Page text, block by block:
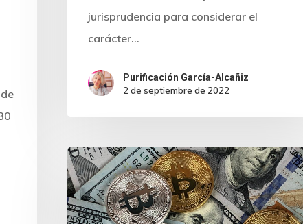
jurisprudencia para considerar el
carácter…
Purificación García-Alcañiz
2 de septiembre de 2022